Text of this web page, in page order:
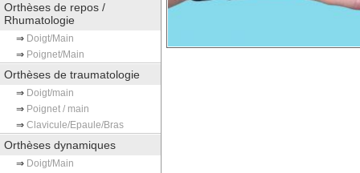
Orthèses de repos /
Rhumatologie
⇒ Doigt/Main
⇒ Poignet/Main
Orthèses de traumatologie
⇒ Doigt/main
⇒ Poignet / main
⇒ Clavicule/Epaule/Bras
Orthèses dynamiques
⇒ Doigt/Main